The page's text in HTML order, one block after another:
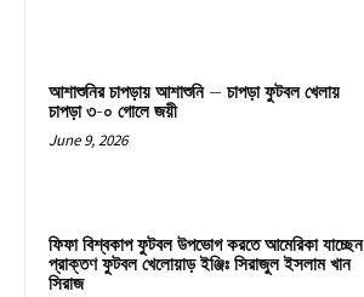
আশাশুনির চাপড়ায় আশাশুনি – চাপড়া ফুটবল খেলায়
চাপড়া ৩-০ গোলে জয়ী
June 9, 2026
ফিফা বিশ্বকাপ ফুটবল উপভোগ করতে আমেরিকা যাচ্ছেন
প্রাক্তণ ফুটবল খেলোয়াড় ইঞ্জিঃ সিরাজুল ইসলাম খান
সিরাজ